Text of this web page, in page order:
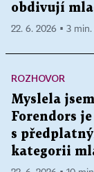
obdivují
22. 6. 2026 ▪ 3
ROZHOVOR
Myslela
Forendors
s
kategorii